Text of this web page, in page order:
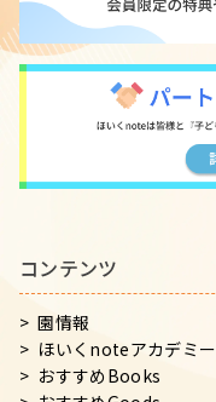
コンテンツ
園情報
ほいくnoteアカデミー
おすすめBooks